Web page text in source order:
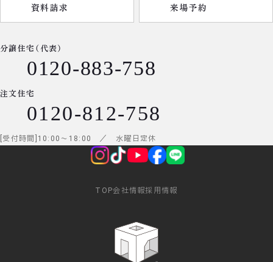
資料請求 来場予約
分譲住宅（代表）
0120-883-758
注文住宅
0120-812-758
受付時間 10:00 ～ 18:00 ／ 水曜日定休
TOP会社情報採用情報